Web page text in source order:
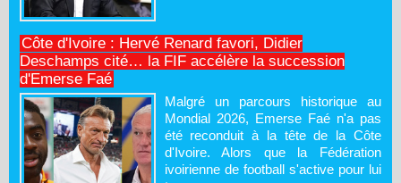
Côte d'Ivoire : Hervé Renard favori, Didier
Deschamps cité… la FIF accélère la succession
d'Emerse Faé
Malgré un parcours historique au
Mondial 2026, Emerse Faé n'a pas
été reconduit à la tête de la Côte
d'Ivoire. Alors que la Fédération
ivoirienne de football s'active pour lui